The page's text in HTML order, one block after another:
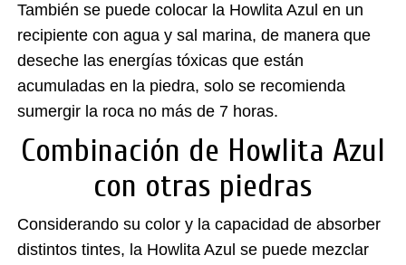
También se puede colocar la Howlita Azul en un
recipiente con agua y sal marina, de manera que
deseche las energías tóxicas que están
acumuladas en la piedra, solo se recomienda
sumergir la roca no más de 7 horas.
Combinación de Howlita Azul
con otras piedras
Considerando su color y la capacidad de absorber
distintos tintes, la Howlita Azul se puede mezclar